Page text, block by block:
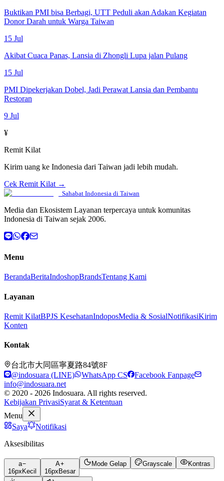
Buktikan PMI bisa Berbagi, UTT Peduli akan Adakan Kegiatan
Donor Darah untuk Warga Taiwan
15 Jul
Akibat Cuaca Panas, Lansia di Zhongli Lupa jalan Pulang
15 Jul
PMI Dipekerjakan Dobel, Jadi Perawat Lansia dan Pembantu
Restoran
9 Jul
¥
Remit Kilat
Kirim uang ke Indonesia dari Taiwan jadi lebih mudah.
Cek Remit Kilat →
Sahabat Indonesia di Taiwan
Media dan Ekosistem Layanan terpercaya untuk komunitas
Indonesia di Taiwan sejak 2006.
Menu
BerandaBeritaIndoshopBrandsTentang Kami
Layanan
Remit KilatBPJS KesehatanIndoposMedia & SosialNotifikasiKirim
Konten
Kontak
台北市大同區寧夏路84號8F
@indosuara (LINE)
WhatsApp CS
Facebook Fanpage
info@indosuara.net
© 2020 - 2026 Indosuara. All rights reserved.
Kebijakan PrivasiSyarat & Ketentuan
Menu
Saya
Notifikasi
Aksesibilitas
a
16px Kecil
A
16px Besar
Mode Gelap Grayscale Kontras